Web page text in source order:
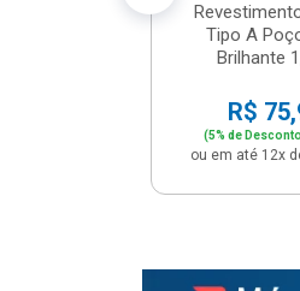
Tipo A
Brilhante
R$
(5% de
ou em até 12x